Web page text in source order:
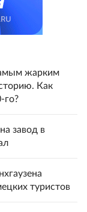
жарким
Как
го?
завод в
туристов